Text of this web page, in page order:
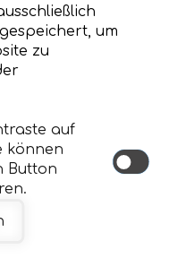
um
zu
auf
können
Button